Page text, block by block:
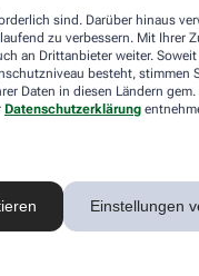
sind. Darüber hinaus
zu verbessern. Mit Ihrer
an Drittanbieter weiter. Soweit
besteht, stimmen
Daten in diesen Ländern
Datenschutzerklärung
Einstellungen
gründliche
die natürliche
Set– ein
und umfassende
– unerbittlich
der
schmelz. Der